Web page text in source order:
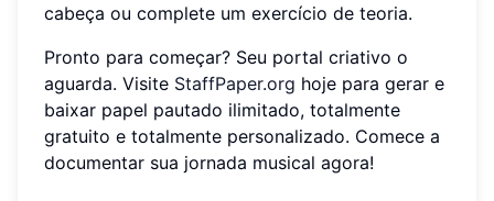
cabeça ou complete um exercício de teoria.
Pronto para começar? Seu portal criativo o
aguarda. Visite StaffPaper.org hoje para gerar e
baixar papel pautado ilimitado, totalmente
gratuito e totalmente personalizado. Comece a
documentar sua jornada musical agora!